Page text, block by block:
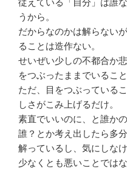
従えている「自分」は誰
うから。
だからなのかは解らない
ることは造作ない。
せいぜい少しの不都合か
をつぶったままでいること
ただ、目をつぶっている
しさがこみ上げるだけ。
素直でいいのに、と誰かの
誰？とか考え出したら多
解っているし、気にしな
少なくとも悪いことでは